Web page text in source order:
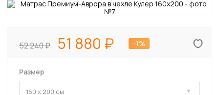
52 240 51 880 -1%
Размер